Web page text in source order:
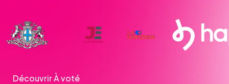
Découvrir À voté